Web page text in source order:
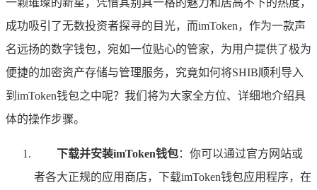
成功吸引了无数投资者探寻的目光，而imToken，作为一款声
名远扬的数字钱包，宛如一位贴心的管家，为用户提供了极为
便捷的加密资产存储与管理服务，究竟如何将SHIB顺利导入
到imToken钱包之中呢？我们将为大家全方位、详细地介绍具
体的操作步骤。
下载并安装imToken钱包：你可以通过官方网站或
者各大正规的应用商店，下载imToken钱包应用程序，在